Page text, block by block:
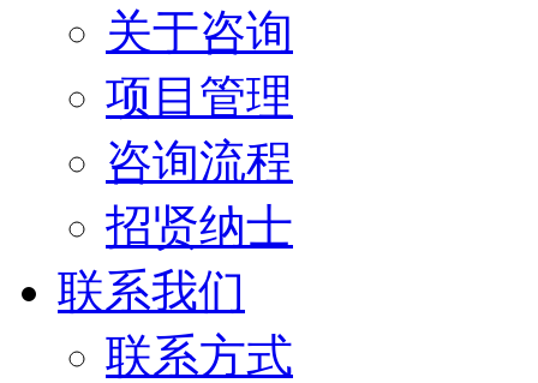
关于咨询
项目管理
咨询流程
招贤纳士
联系我们
联系方式